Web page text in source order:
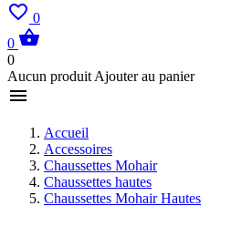
 0
0 
0
Aucun produit Ajouter au panier

Accueil
Accessoires
Chaussettes Mohair
Chaussettes hautes
Chaussettes Mohair Hautes